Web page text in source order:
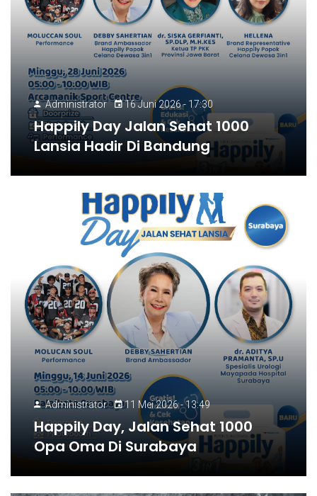
Administrator 16 Juni 2026 - 17:30
Happily Day Jalan Sehat 1000
Lansia Hadir Di Bandung
Administrator 11 Mei 2026 - 13:49
Happily Day, Jalan Sehat 1000
Opa Oma Di Surabaya